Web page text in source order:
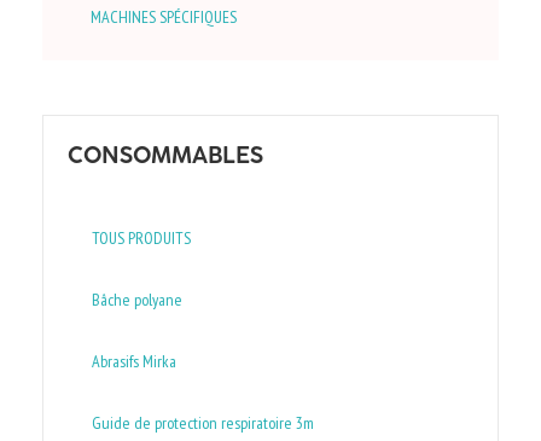
MACHINES SPÉCIFIQUES
CONSOMMABLES
TOUS PRODUITS
Bâche polyane
Abrasifs Mirka
Guide de protection respiratoire 3m